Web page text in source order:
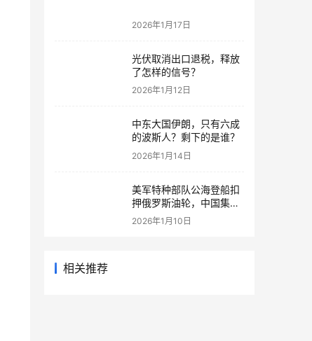
2026年1月17日
光伏取消出口退税，释放
了怎样的信号？
2026年1月12日
中东大国伊朗，只有六成
的波斯人？剩下的是谁？
2026年1月14日
美军特种部队公海登船扣
押俄罗斯油轮，中国集装
箱武装船早有准备？
2026年1月10日
相关推荐